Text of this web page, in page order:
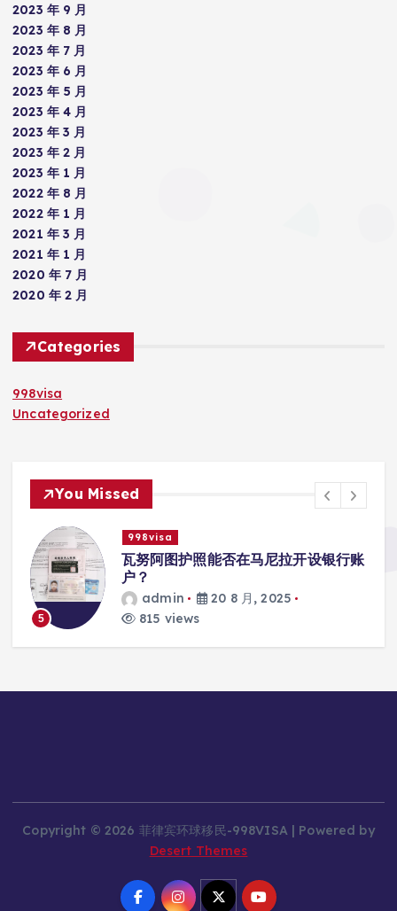
2023 年 9 月
2023 年 8 月
2023 年 7 月
2023 年 6 月
2023 年 5 月
2023 年 4 月
2023 年 3 月
2023 年 2 月
2023 年 1 月
2022 年 8 月
2022 年 1 月
2021 年 3 月
2021 年 1 月
2020 年 7 月
2020 年 2 月
Categories
998visa
Uncategorized
You Missed
5
998visa
瓦努阿图护照能否在马尼拉开设银行账
户？
admin
20 8 月, 2025
815 views
Copyright © 2026 菲律宾环球移民-998VISA | Powered by
Desert Themes